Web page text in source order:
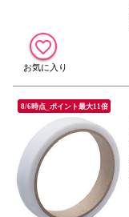
8/6時点_ポイント最大11倍